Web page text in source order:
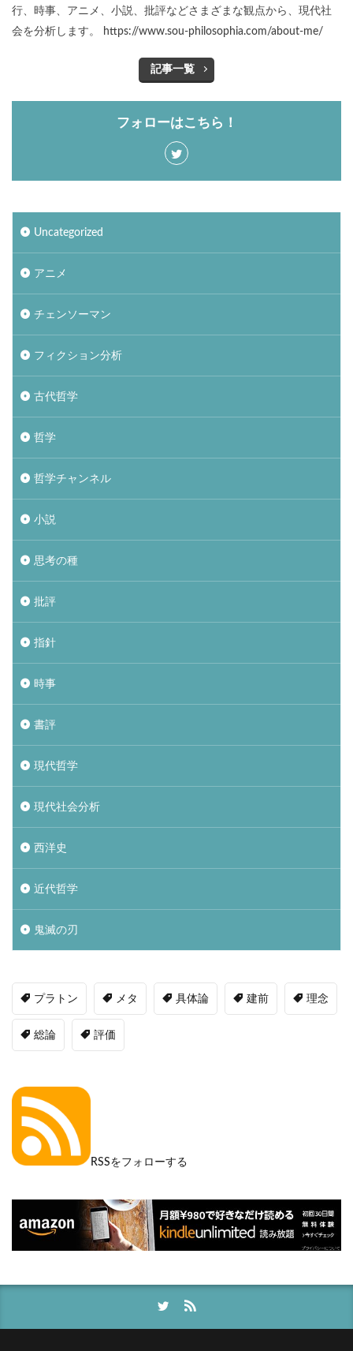
行、時事、アニメ、小説、批評などさまざまな観点から、現代社
会を分析します。 https://www.sou-philosophia.com/about-me/
記事一覧
フォローはこちら！
Uncategorized
アニメ
チェンソーマン
フィクション分析
古代哲学
哲学
哲学チャンネル
小説
思考の種
批評
指針
時事
書評
現代哲学
現代社会分析
西洋史
近代哲学
鬼滅の刃
プラトン メタ 具体論 建前 理念
総論 評価
RSSをフォローする